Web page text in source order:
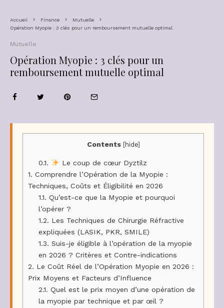
Accueil Finance
Mutuelle
Opération Myopie : 3 clés pour un remboursement mutuelle optimal
Mutuelle
Opération Myopie : 3 clés pour un
remboursement mutuelle optimal
Contents [hide]
0.1.
Le coup de cœur Dyztilz
1. Comprendre l’Opération de la Myopie :
Techniques, Coûts et Éligibilité en 2026
1.1. Qu’est-ce que la Myopie et pourquoi
l’opérer ?
1.2. Les Techniques de Chirurgie Réfractive
expliquées (LASIK, PKR, SMILE)
1.3. Suis-je éligible à l’opération de la myopie
en 2026 ? Critères et Contre-indications
2. Le Coût Réel de l’Opération Myopie en 2026 :
Prix Moyens et Facteurs d’Influence
2.1. Quel est le prix moyen d’une opération de
la myopie par technique et par œil ?